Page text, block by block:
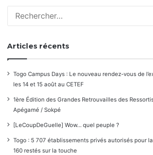
Articles récents
Togo Campus Days : Le nouveau rendez-vous de
les 14 et 15 août au CETEF
1ère Édition des Grandes Retrouvailles des
Apégamé / Sokpé
[LeCoupDeGuelle] Wow… quel peuple ?
Togo : 5 707 établissements privés autorisés pour
160 restés sur la touche